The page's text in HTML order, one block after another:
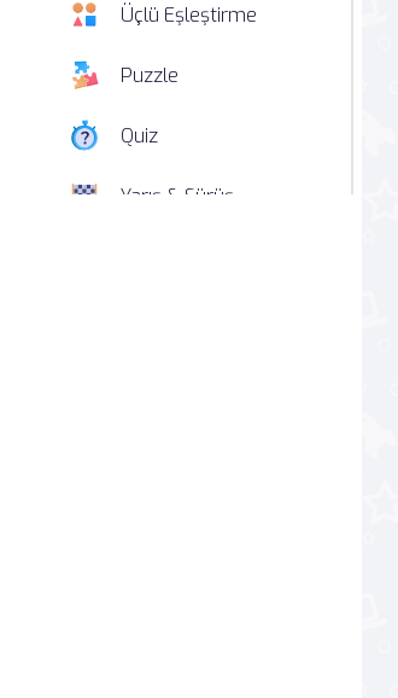
Üçlü Eşleştirme
Puzzle
Quiz
Yarış & Sürüş